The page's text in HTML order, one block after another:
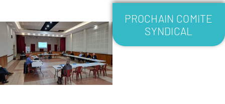
PROCHAIN COMITE
SYNDICAL